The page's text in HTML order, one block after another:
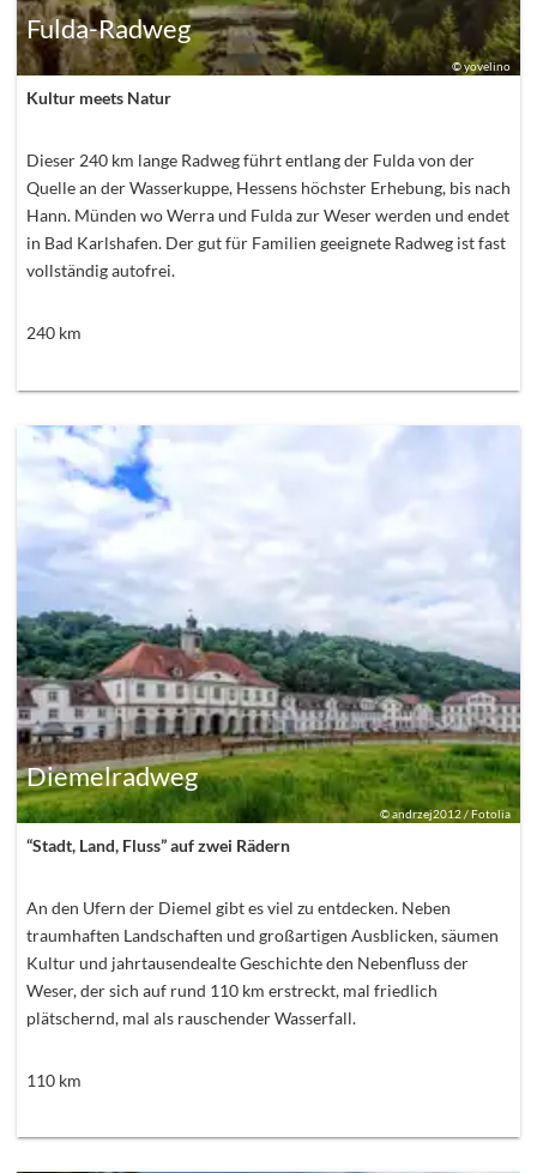
©yovelino
Fulda-Radweg
Kultur meets Natur
Dieser 240 km lange Radweg führt entlang der Fulda von der
Quelle an der Wasserkuppe, Hessens höchster Erhebung, bis nach
Hann. Münden wo Werra und Fulda zur Weser werden und endet
in Bad Karlshafen. Der gut für Familien geeignete Radweg ist fast
vollständig autofrei.
240km
©andrzej2012 / Fotolia
Diemelradweg
“Stadt, Land, Fluss” auf zwei Rädern
An den Ufern der Diemel gibt es viel zu entdecken. Neben
traumhaften Landschaften und großartigen Ausblicken, säumen
Kultur und jahrtausendealte Geschichte den Nebenfluss der
Weser, der sich auf rund 110 km erstreckt, mal friedlich
plätschernd, mal als rauschender Wasserfall.
110km